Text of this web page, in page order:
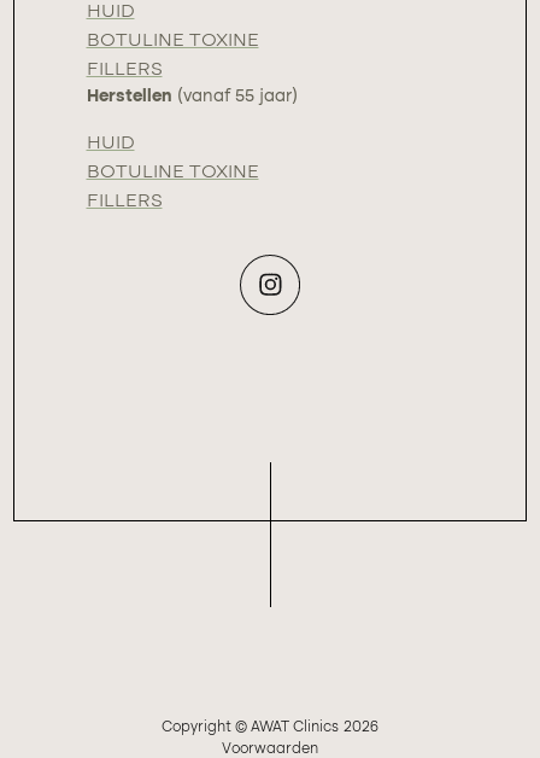
HUID
BOTULINE TOXINE
FILLERS
Herstellen (vanaf 55 jaar)
HUID
BOTULINE TOXINE
FILLERS
Copyright © AWAT Clinics 2026
Voorwaarden